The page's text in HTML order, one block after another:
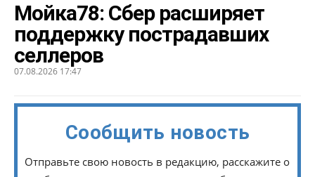
Мойка78: Сбер расширяет
поддержку пострадавших
селлеров
07.08.2026 17:47
Сообщить новость
Отправьте свою новость в редакцию, расскажите о